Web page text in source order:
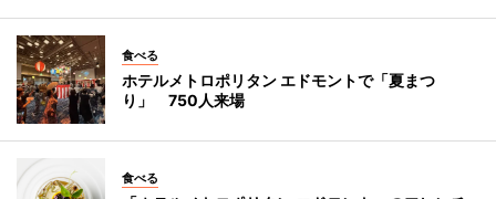
食べる
ホテルメトロポリタン エドモントで「夏まつ
り」 750人来場
食べる